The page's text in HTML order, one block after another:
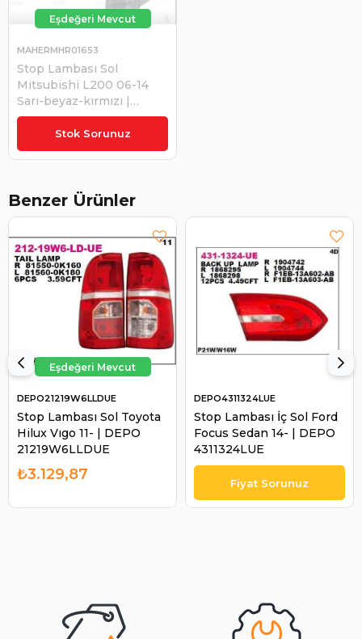
Stok Sorunuz
Stop Lambası Sol
Mitsubishi L200 06-14
Sarı-beyaz-kırmızı |
MAHER MHR01653
MAHERMHR01653
₺1.234,69
Benzer Ürünler
Stop Lambası Sol Toyota
Hilux Vıgo 11- | DEPO
21219W6LLDUE
DEPO21219W6LLDUE
₺3.129,87
Stop Lambası İç Sol Ford
Focus Sedan 14- | DEPO
4311324LUE
DEPO4311324LUE